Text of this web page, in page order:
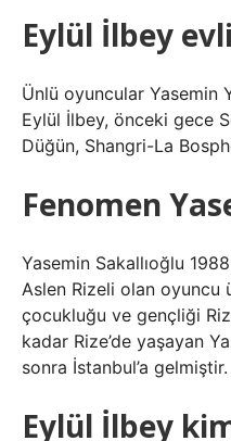
Eylül İlbey
Ünlü oyuncular Yasemin
Eylül İlbey, önceki gece
Düğün, Shangri-La
Fenomen
Yasemin Sakallıoğlu
Aslen Rizeli olan oyuncu
çocukluğu ve gençliği
kadar Rize’de yaşayan
sonra İstanbul’a gelmiştir.
Eylül İlbey